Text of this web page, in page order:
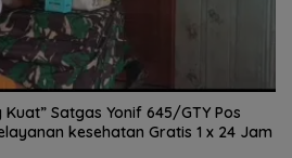
Satgas Yonif 645/GTY Pos
kesehatan Gratis 1 x 24 Jam